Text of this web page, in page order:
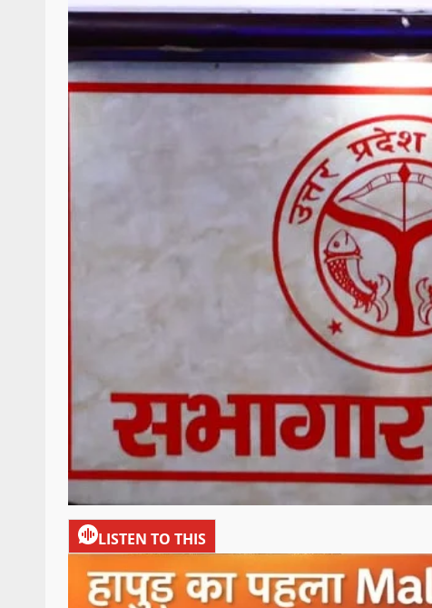
LISTEN TO THIS